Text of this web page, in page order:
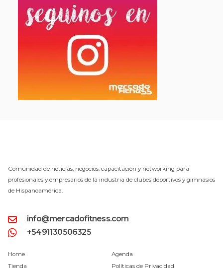
Comunidad de noticias, negocios, capacitación y networking para
profesionales y empresarios de la industria de clubes deportivos y gimnasios
de Hispanoamérica.
info@mercadofitness.com
+5491130506325
Home
Tienda
Agenda
Políticas de Privacidad